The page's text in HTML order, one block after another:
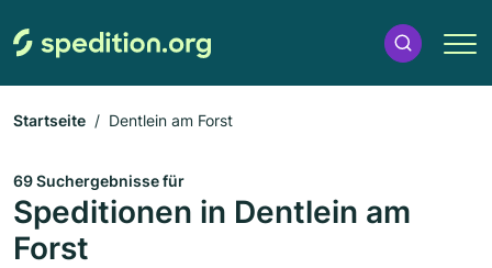
Startseite Dentlein am Forst
69 Suchergebnisse für
Speditionen in Dentlein am
Forst